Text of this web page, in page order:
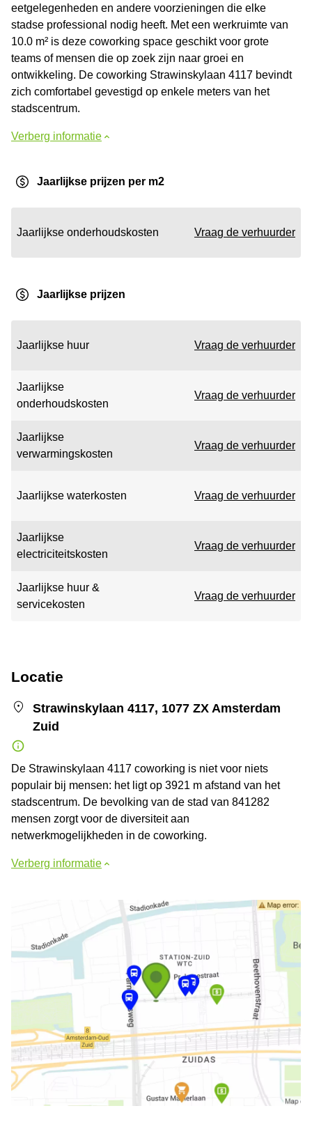
eetgelegenheden en andere voorzieningen die elke
stadse professional nodig heeft. Met een werkruimte van
10.0 m² is deze coworking space geschikt voor grote
teams of mensen die op zoek zijn naar groei en
ontwikkeling. De coworking Strawinskylaan 4117 bevindt
zich comfortabel gevestigd op enkele meters van het
stadscentrum.
Verberg informatie
Jaarlijkse prijzen per m2
Jaarlijkse onderhoudskosten Vraag de verhuurder
Jaarlijkse prijzen
Jaarlijkse huur Vraag de verhuurder
Jaarlijkse
onderhoudskosten
Vraag de verhuurder
Jaarlijkse
verwarmingskosten
Vraag de verhuurder
Jaarlijkse waterkosten Vraag de verhuurder
Jaarlijkse
electriciteitskosten
Vraag de verhuurder
Jaarlijkse huur &
servicekosten
Vraag de verhuurder
Locatie
Strawinskylaan 4117, 1077 ZX Amsterdam
Zuid
De Strawinskylaan 4117 coworking is niet voor niets
populair bij mensen: het ligt op 3921 m afstand van het
stadscentrum. De bevolking van de stad van 841282
mensen zorgt voor de diversiteit aan
netwerkmogelijkheden in de coworking.
Verberg informatie